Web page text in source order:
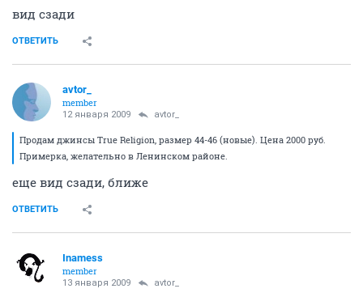
вид сзади
ОТВЕТИТЬ
avtor_
member
12 января 2009 avtor_
Продам джинсы True Religion, размер 44-46 (новые). Цена 2000 руб.
Примерка, желательно в Ленинском районе.
еще вид сзади, ближе
ОТВЕТИТЬ
Inamess
member
13 января 2009 avtor_